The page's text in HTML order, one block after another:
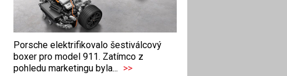
Porsche elektrifikovalo šestiválcový
boxer pro model 911. Zatímco z
pohledu marketingu byla... >>